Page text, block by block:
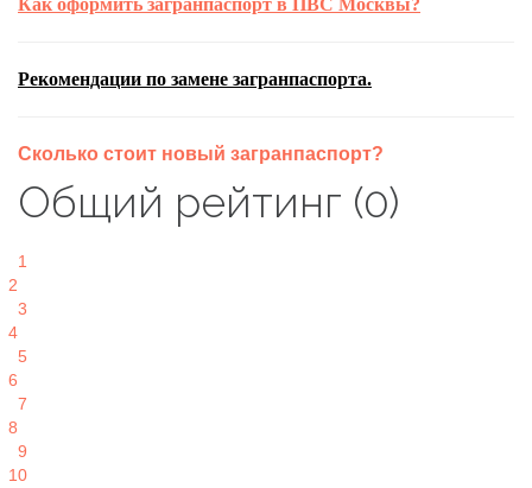
Как оформить загранпаспорт в ПВС Москвы?
Рекомендации по замене загранпаспорта.
Сколько стоит новый загранпаспорт?
Общий рейтинг (0)
1
2
3
4
5
6
7
8
9
10